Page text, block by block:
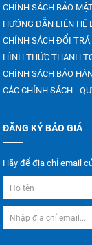
CHÍNH SÁCH BẢO
HƯỚNG DẪN LIÊN HỆ
CHÍNH SÁCH ĐỔI TRẢ
HÌNH THỨC THANH
CHÍNH SÁCH BẢO
CÁC CHÍNH SÁCH -
ĐĂNG KÝ BÁO GIÁ
Hãy để địa chỉ email